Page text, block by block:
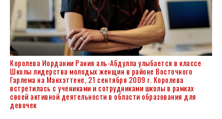
Королева Иордании Рания аль-Абдулла улыбается в классе
Школы лидерства молодых женщин в районе Восточного
Гарлема на Манхэттене, 21 сентября 2009 г. Королева
встретилась с учениками и сотрудниками школы в рамках
своей активной деятельности в области образования для
девочек